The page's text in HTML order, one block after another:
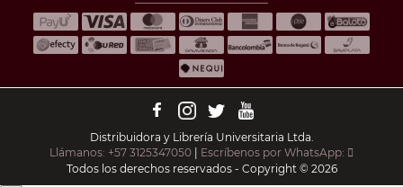
Distribuidora y Librería Universitaria Ltda.
Llámanos: +57 3125347050 | Escríbenos por WhatsApp:
Todos los derechos reservados - Copyright © 2026